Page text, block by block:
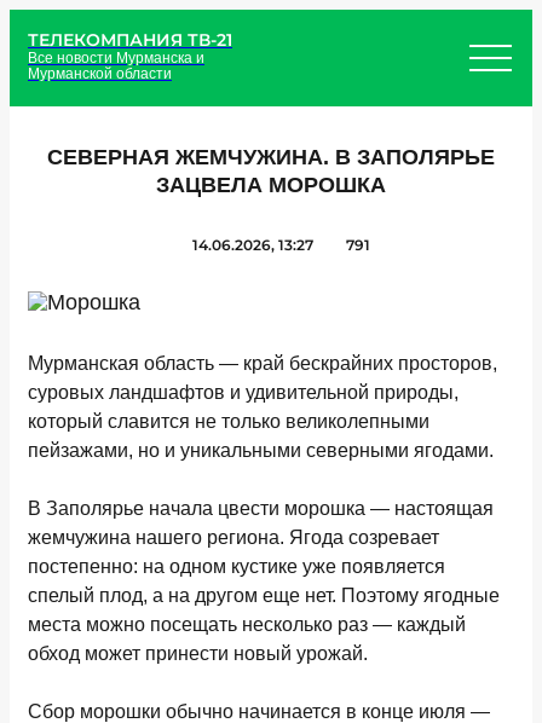
ТЕЛЕКОМПАНИЯ ТВ-21
Все новости Мурманска и
Мурманской области
СЕВЕРНАЯ ЖЕМЧУЖИНА. В ЗАПОЛЯРЬЕ
ЗАЦВЕЛА МОРОШКА
14.06.2026, 13:27 791
Мурманская область — край бескрайних просторов,
суровых ландшафтов и удивительной природы,
который славится не только великолепными
пейзажами, но и уникальными северными ягодами.
В Заполярье начала цвести морошка — настоящая
жемчужина нашего региона. Ягода созревает
постепенно: на одном кустике уже появляется
спелый плод, а на другом еще нет. Поэтому ягодные
места можно посещать несколько раз — каждый
обход может принести новый урожай.
Сбор морошки обычно начинается в конце июля —